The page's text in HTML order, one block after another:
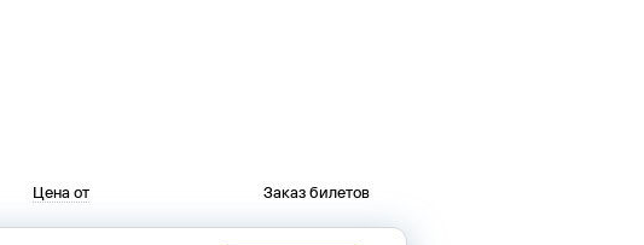
Цена от Заказ билетов